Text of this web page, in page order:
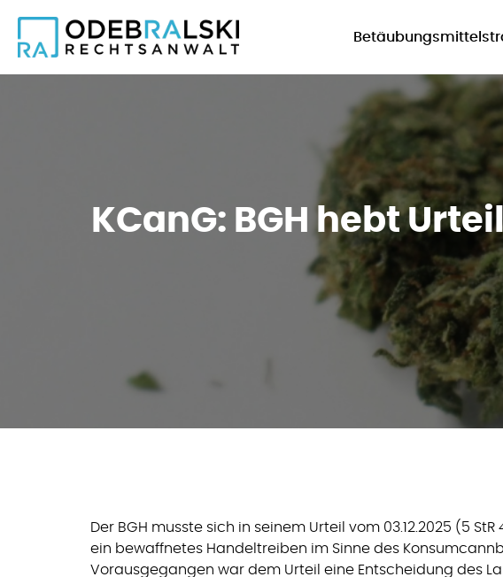
KCanG: BGH hebt
Der BGH musste sich in seinem Urteil vom 03.12.2025 (5
ein bewaffnetes Handeltreiben im Sinne des
Vorausgegangen war dem Urteil eine Entscheidung des